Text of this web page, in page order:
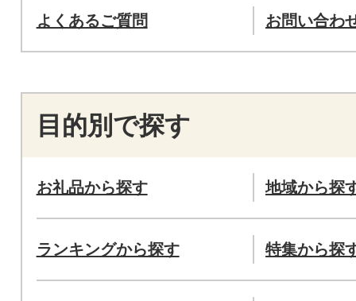
よくあるご質問 お問い合わ
目的別で探す
お礼品から探す 地域から探
ランキングから探す 特集から探